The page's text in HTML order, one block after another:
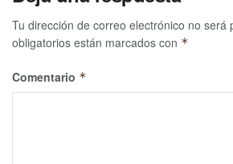
Tu dirección de correo electrónico no será
obligatorios están marcados con *
Comentario *